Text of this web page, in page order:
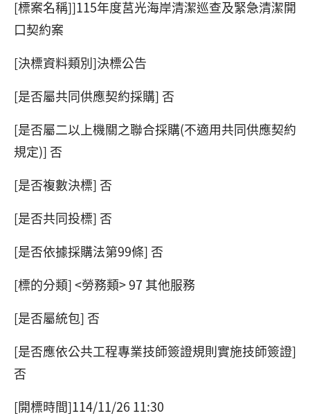
[標案名稱]]115年度莒光海岸清潔巡查及緊急清潔開
口契約案
[決標資料類別]決標公告
[是否屬共同供應契約採購] 否
[是否屬二以上機關之聯合採購(不適用共同供應契約
規定)] 否
[是否複數決標] 否
[是否共同投標] 否
[是否依據採購法第99條] 否
[標的分類] <勞務類> 97 其他服務
[是否屬統包] 否
[是否應依公共工程專業技師簽證規則實施技師簽證]
否
[開標時間]114/11/26 11:30